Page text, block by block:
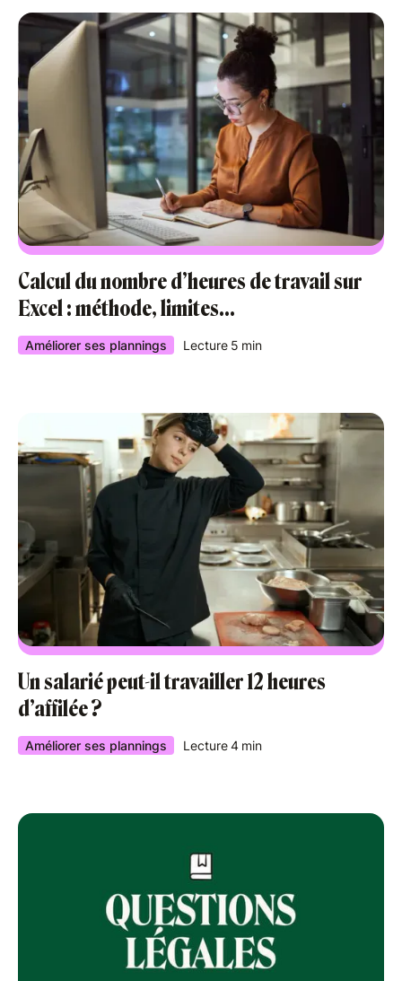
Calcul du nombre d’heures de travail sur
Excel : méthode, limites…
Améliorer ses plannings Lecture 5 min
Un salarié peut-il travailler 12 heures
d’affilée ?
Améliorer ses plannings Lecture4 min